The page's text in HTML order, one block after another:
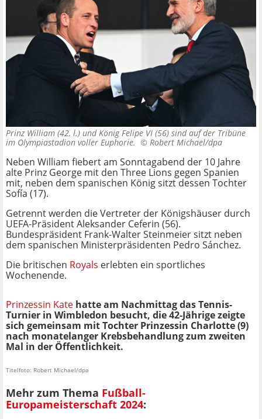
Prinz William (42, l.) und König Felipe VI (56) sind auf der Tribüne
im Olympiastadion voller Euphorie. © Robert Michael/dpa
Neben William fiebert am Sonntagabend der 10 Jahre
alte Prinz George mit den Three Lions gegen Spanien
mit, neben dem spanischen König sitzt dessen Tochter
Sofía (17).
Getrennt werden die Vertreter der Königshäuser durch
UEFA-Präsident Aleksander Ceferin (56).
Bundespräsident Frank-Walter Steinmeier sitzt neben
dem spanischen Ministerpräsidenten Pedro Sánchez.
Die britischen Royals erlebten ein sportliches
Wochenende.
Prinzessin Kate hatte am Nachmittag das Tennis-
Turnier in Wimbledon besucht, die 42-Jährige zeigte
sich gemeinsam mit Tochter Prinzessin Charlotte (9)
nach monatelanger Krebsbehandlung zum zweiten
Mal in der Öffentlichkeit.
Titelfoto: Robert Michael/dpa
Mehr zum Thema Fußball-
Europameisterschaft 2024: